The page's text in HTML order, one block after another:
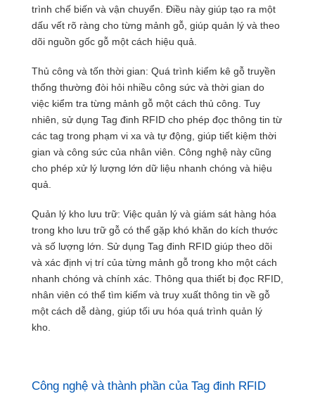
trình chế biến và vận chuyển. Điều này giúp tạo ra một
dấu vết rõ ràng cho từng mảnh gỗ, giúp quản lý và theo
dõi nguồn gốc gỗ một cách hiệu quả.
Thủ công và tốn thời gian: Quá trình kiểm kê gỗ truyền
thống thường đòi hỏi nhiều công sức và thời gian do
việc kiểm tra từng mảnh gỗ một cách thủ công. Tuy
nhiên, sử dụng Tag đinh RFID cho phép đọc thông tin từ
các tag trong phạm vi xa và tự động, giúp tiết kiệm thời
gian và công sức của nhân viên. Công nghệ này cũng
cho phép xử lý lượng lớn dữ liệu nhanh chóng và hiệu
quả.
Quản lý kho lưu trữ: Việc quản lý và giám sát hàng hóa
trong kho lưu trữ gỗ có thể gặp khó khăn do kích thước
và số lượng lớn. Sử dụng Tag đinh RFID giúp theo dõi
và xác định vị trí của từng mảnh gỗ trong kho một cách
nhanh chóng và chính xác. Thông qua thiết bị đọc RFID,
nhân viên có thể tìm kiếm và truy xuất thông tin về gỗ
một cách dễ dàng, giúp tối ưu hóa quá trình quản lý
kho.
Công nghệ và thành phần của Tag đinh RFID